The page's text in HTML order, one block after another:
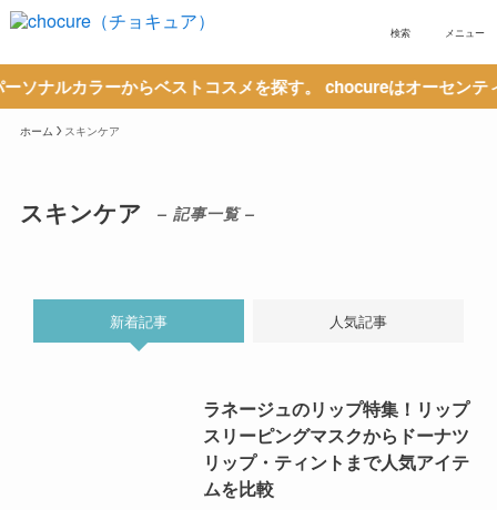
検索 メニュー
カラーからベストコスメを探す。 chocureはオーセンティッ
ホーム スキンケア
スキンケア – 記事一覧 –
新着記事 人気記事
ラネージュのリップ特集！リップ
スリーピングマスクからドーナツ
リップ・ティントまで人気アイテ
ムを比較